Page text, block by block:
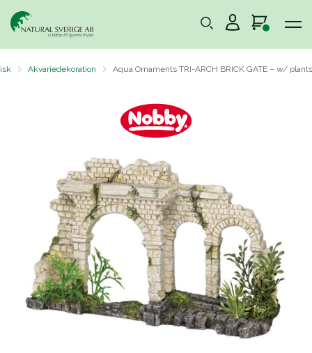
Akvariedekoration Aqua Ornaments TRI-ARCH BRICK GATE – w/ plants